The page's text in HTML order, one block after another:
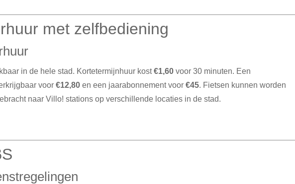
met zelfbediening
in de hele stad. Kortetermijnhuur kost€1,60 voor 30 minuten. Een
voor€12,80 en een jaarabonnement voor€45. Fietsen kunnen worden
naar Villo! stations op verschillende locaties in de stad.